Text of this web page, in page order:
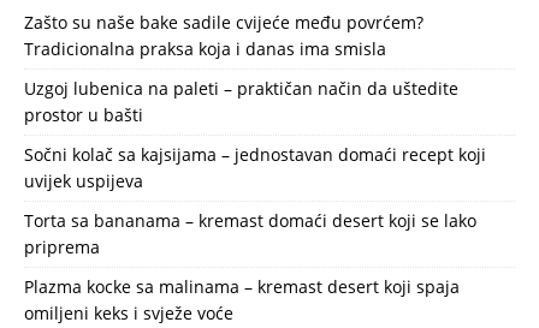
Zašto su naše bake sadile cvijeće među povrćem?
Tradicionalna praksa koja i danas ima smisla
Uzgoj lubenica na paleti – praktičan način da uštedite
prostor u bašti
Sočni kolač sa kajsijama – jednostavan domaći recept koji
uvijek uspijeva
Torta sa bananama – kremast domaći desert koji se lako
priprema
Plazma kocke sa malinama – kremast desert koji spaja
omiljeni keks i svježe voće